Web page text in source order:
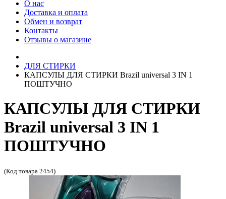
О нас
Доставка и оплата
Обмен и возврат
Контакты
Отзывы о магазине
ДЛЯ СТИРКИ
КАПСУЛЫ ДЛЯ СТИРКИ Brazil universal 3 IN 1
ПОШТУЧНО
КАПСУЛЫ ДЛЯ СТИРКИ
Brazil universal 3 IN 1
ПОШТУЧНО
(Код товара 2454)